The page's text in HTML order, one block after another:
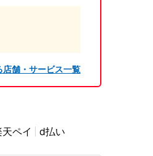
店舗・サービス一覧
ペイ d払い